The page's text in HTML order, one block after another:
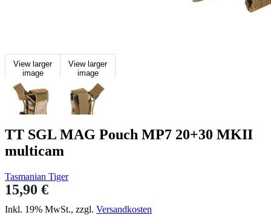
View larger
image
View larger
image
TT SGL MAG Pouch MP7 20+30 MKII
multicam
Tasmanian Tiger
15,90 €
Inkl. 19% MwSt., zzgl. Versandkosten